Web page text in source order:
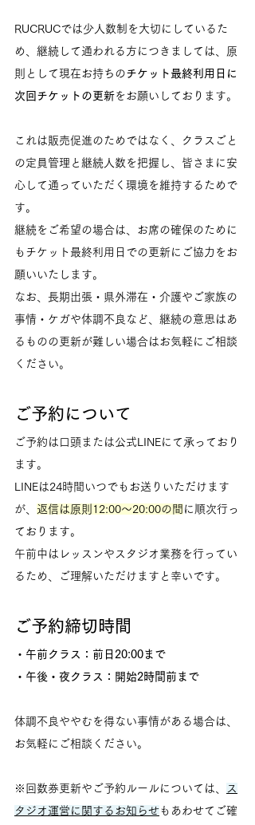
RUCRUCでは少人数制を大切にしているた
め、継続して通われる方につきましては、原
則として現在お持ちのチケット最終利用日に
次回チケットの更新をお願いしております。
これは販売促進のためではなく、クラスごと
の定員管理と継続人数を把握し、皆さまに安
心して通っていただく環境を維持するためで
す。
継続をご希望の場合は、お席の確保のために
もチケット最終利用日での更新にご協力をお
願いいたします。
なお、長期出張・県外滞在・介護やご家族の
事情・ケガや体調不良など、継続の意思はあ
るものの更新が難しい場合はお気軽にご相談
ください。
ご予約について
ご予約は口頭または公式LINEにて承っており
ます。
LINEは24時間いつでもお送りいただけます
が、 返信は原則12:00〜20:00の間 に順次行っ
ております。
午前中はレッスンやスタジオ業務を行ってい
るため、ご理解いただけますと幸いです。
ご予約締切時間
・午前クラス：前日20:00まで
・午後・夜クラス：開始2時間前まで
体調不良ややむを得ない事情がある場合は、
お気軽にご相談ください。
※回数券更新やご予約ルールについては、
ス
タジオ運営に関するお知らせもあわせてご確